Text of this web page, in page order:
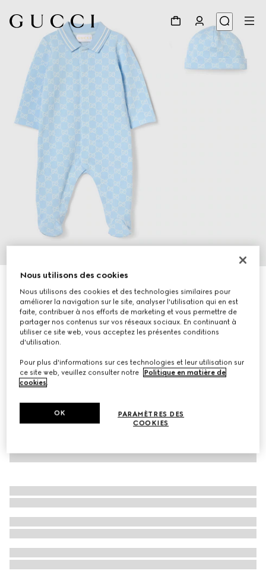
CHF 530
Déclinaisonsbleu clair
Nous utilisons des cookies
Nous utilisons des cookies et des technologies similaires pour
améliorer la navigation sur le site, analyser l'utilisation qui en est
faite, contribuer à nos efforts de marketing et vous permettre de
partager nos contenus sur vos réseaux sociaux. En continuant à
utiliser ce site web, vous acceptez les présentes conditions
d'utilisation.
Pour plus d'informations sur ces technologies et leur utilisation sur
ce site web, veuillez consulter notre
Politique en matière de
cookies.
PARAMÈTRES DES
COOKIES
OK